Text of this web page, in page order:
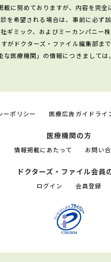
載に努めておりますが、内容を完全
を希望される場合は、事前に必ず
ギミック、およびミーカンパニー
がドクターズ・ファイル編集部ま
医療機関」の情報につきまして
ーポリシー 医療広告ガイドライ
医療機関の方
情報掲載にあたって お問い
ドクターズ・ファイル会員
ログイン 会員登録